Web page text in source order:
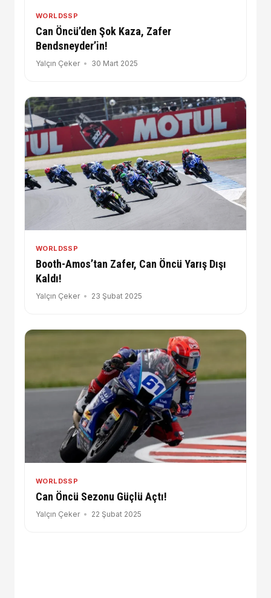
WORLDSSP
Can Öncü’den Şok Kaza, Zafer
Bendsneyder’in!
Yalçın Çeker 30 Mart 2025
WORLDSSP
Booth-Amos’tan Zafer, Can Öncü Yarış Dışı
Kaldı!
Yalçın Çeker 23 Şubat 2025
WORLDSSP
Can Öncü Sezonu Güçlü Açtı!
Yalçın Çeker 22 Şubat 2025